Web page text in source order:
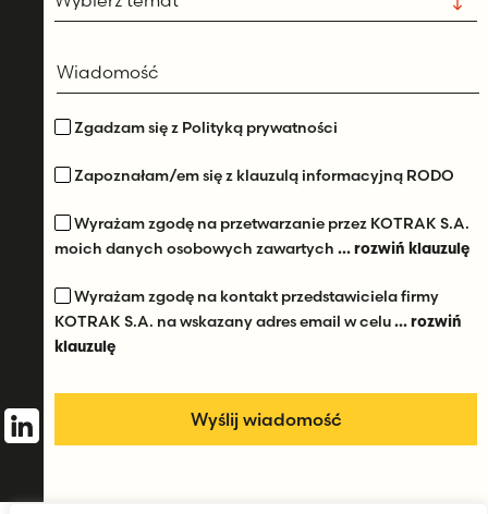
Zgadzam się z Polityką prywatności
Zapoznałam/em się z klauzulą informacyjną RODO
Wyrażam zgodę na przetwarzanie przez KOTRAK S.A.
moich danych osobowych zawartych ... rozwiń klauzulę
Wyrażam zgodę na kontakt przedstawiciela firmy
KOTRAK S.A. na wskazany adres email w celu... rozwiń
klauzulę